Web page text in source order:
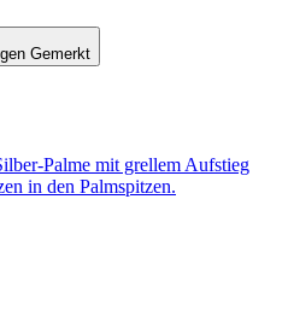
Gemerkt
Palme mit grellem Aufstieg
in den Palmspitzen.